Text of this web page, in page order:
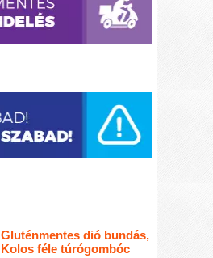
Gluténmentes dió bundás,
Kolos féle túrógombóc